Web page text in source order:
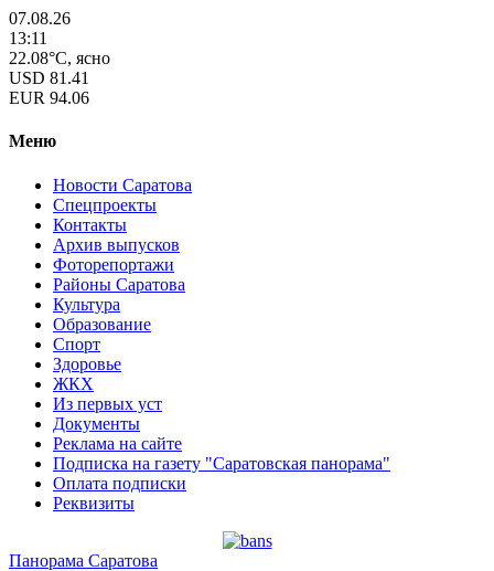
07.08.26
13:11
22.08°C, ясно
USD 81.41
EUR 94.06
Меню
Новости Саратова
Спецпроекты
Контакты
Архив выпусков
Фоторепортажи
Районы Саратова
Культура
Образование
Спорт
Здоровье
ЖКХ
Из пеpвых уст
Документы
Реклама на сайте
Подписка на газету "Саратовская панорама"
Оплата подписки
Реквизиты
Панорама Саратова